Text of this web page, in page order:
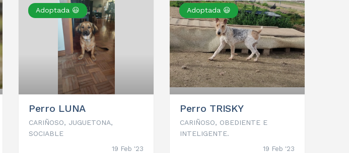
Adoptada 😃
Perro LUNA
CARIÑOSO, JUGUETONA,
SOCIABLE
19 Feb '23
Adoptada 😃
Perro TRISKY
CARIÑOSO, OBEDIENTE E
INTELIGENTE.
19 Feb '23